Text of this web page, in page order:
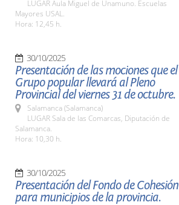
LUGAR Aula Miguel de Unamuno. Escuelas
Mayores USAL.
Hora: 12,45 h.
30/10/2025
Presentación de las mociones que el
Grupo popular llevará al Pleno
Provincial del viernes 31 de octubre.
Salamanca (Salamanca)
LUGAR Sala de las Comarcas, Diputación de
Salamanca.
Hora: 10,30 h.
30/10/2025
Presentación del Fondo de Cohesión
para municipios de la provincia.